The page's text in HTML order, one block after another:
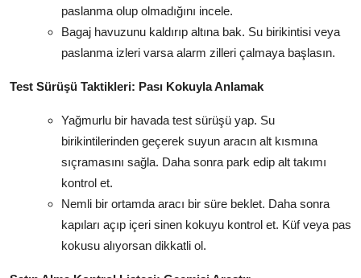
paslanma olup olmadığını incele.
Bagaj havuzunu kaldırıp altına bak. Su birikintisi veya
paslanma izleri varsa alarm zilleri çalmaya başlasın.
Test Sürüşü Taktikleri: Pası Kokuyla Anlamak
Yağmurlu bir havada test sürüşü yap. Su
birikintilerinden geçerek suyun aracın alt kısmına
sıçramasını sağla. Daha sonra park edip alt takımı
kontrol et.
Nemli bir ortamda aracı bir süre beklet. Daha sonra
kapıları açıp içeri sinen kokuyu kontrol et. Küf veya pas
kokusu alıyorsan dikkatli ol.